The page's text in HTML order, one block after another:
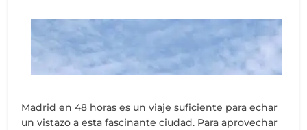
Madrid en 48 horas es un viaje suficiente para echar
un vistazo a esta fascinante ciudad. Para aprovechar